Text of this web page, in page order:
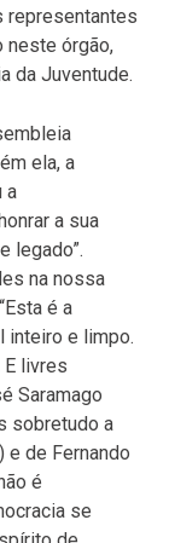
representantes
órgão,
da Juventude.
ela, a
a
a sua
legado”.
na nossa
é a
inteiro e limpo.
livres
Saramago
sobretudo a
e de Fernando
é
se